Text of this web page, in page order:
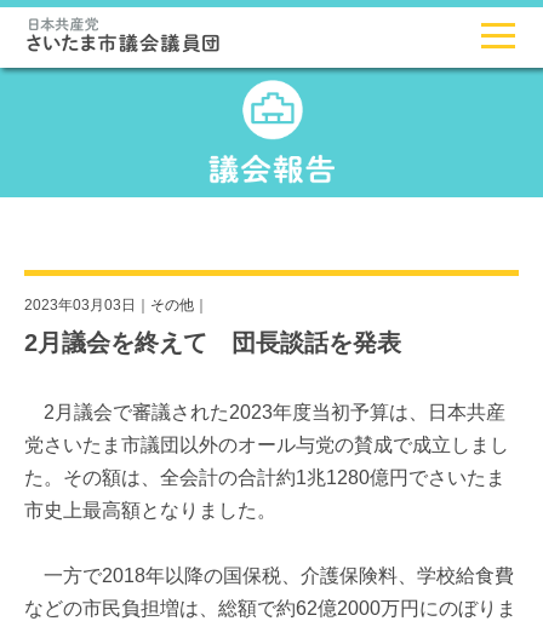
2023年03月03日｜ その他
2月議会を終えて 団長談話を発表
2月議会で審議された2023年度当初予算は、日本共産
党さいたま市議団以外のオール与党の賛成で成立しまし
た。その額は、全会計の合計約1兆1280億円でさいたま
市史上最高額となりました。
一方で2018年以降の国保税、介護保険料、学校給食費
などの市民負担増は、総額で約62億2000万円にのぼりま